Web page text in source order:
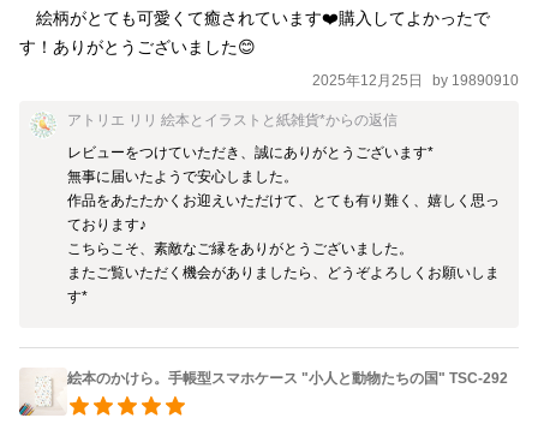
絵柄がとても可愛くて癒されています❤️購入してよかったで
す！ありがとうございました😊
2025年12月25日 by 19890910
アトリエ リリ 絵本とイラストと紙雑貨*からの返信
レビューをつけていただき、誠にありがとうございます*
無事に届いたようで安心しました。
作品をあたたかくお迎えいただけて、とても有り難く、嬉しく思っ
ております♪
こちらこそ、素敵なご縁をありがとうございました。
またご覧いただく機会がありましたら、どうぞよろしくお願いしま
す*
絵本のかけら。手帳型スマホケース "小人と動物たちの国" TSC-292